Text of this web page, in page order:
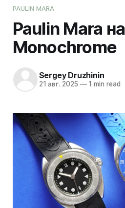
PAULIN MARA
Paulin Mara на
Monochrome
Sergey Druzhinin
21 авг. 2025 —1 min read